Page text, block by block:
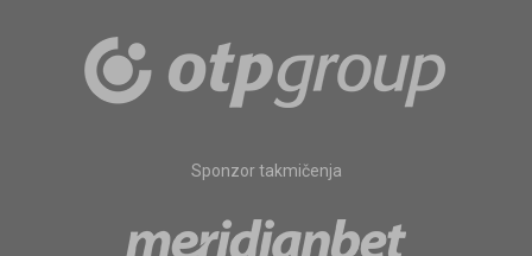
Sponzor takmičenja